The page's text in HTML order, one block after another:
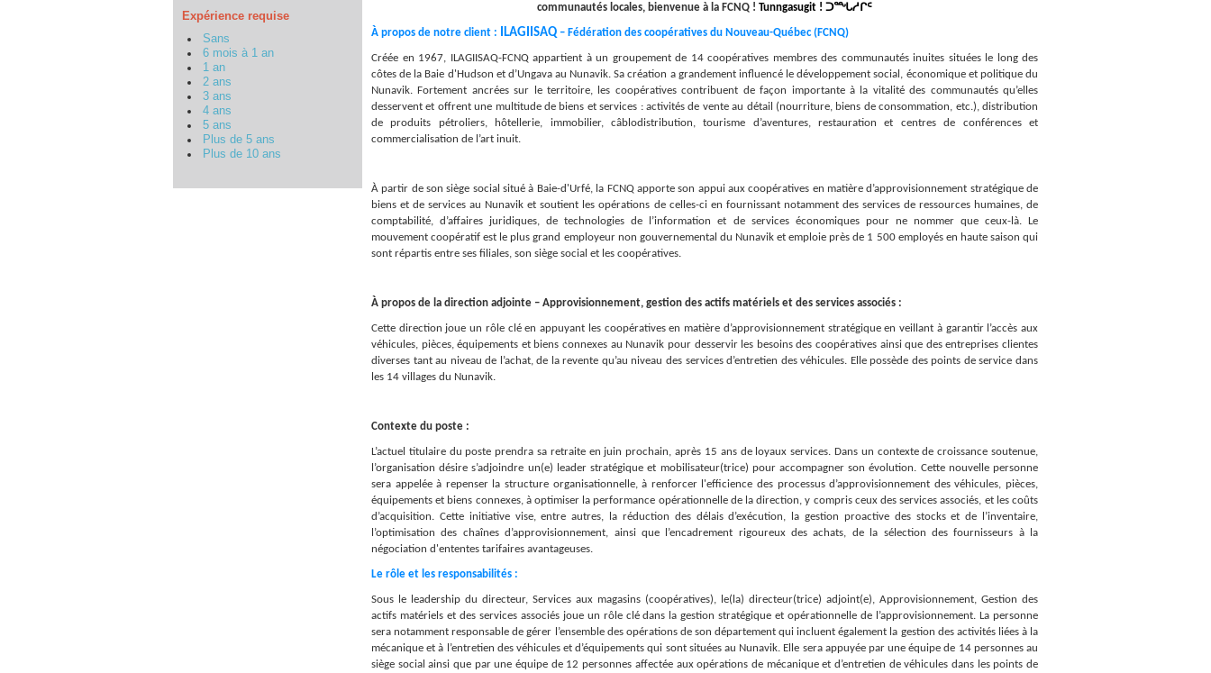
Expérience requise
Sans
6 mois à 1 an
1 an
2 ans
3 ans
4 ans
5 ans
Plus de 5 ans
Plus de 10 ans
communautés locales, bienvenue à la FCNQ ! Tunngasugit ! ᑐᙵᓱᒋᑦ
À propos de notre client : ILAGIISAQ – Fédération des coopératives du Nouveau-Québec (FCNQ)
Créée en 1967, ILAGIISAQ-FCNQ appartient à un groupement de 14 coopératives membres des communautés inuites situées le long des
côtes de la Baie d'Hudson et d’Ungava au Nunavik. Sa création a grandement influencé le développement social, économique et politique du
Nunavik. Fortement ancrées sur le territoire, les coopératives contribuent de façon importante à la vitalité des communautés qu’elles
desservent et offrent une multitude de biens et services : activités de vente au détail (nourriture, biens de consommation, etc.), distribution
de produits pétroliers, hôtellerie, immobilier, câblodistribution, tourisme d’aventures, restauration et centres de conférences et
commercialisation de l’art inuit.
À partir de son siège social situé à Baie-d'Urfé, la FCNQ apporte son appui aux coopératives en matière d’approvisionnement stratégique de
biens et de services au Nunavik et soutient les opérations de celles-ci en fournissant notamment des services de ressources humaines, de
comptabilité, d’affaires juridiques, de technologies de l’information et de services économiques pour ne nommer que ceux-là. Le
mouvement coopératif est le plus grand employeur non gouvernemental du Nunavik et emploie près de 1 500 employés en haute saison qui
sont répartis entre ses filiales, son siège social et les coopératives.
À propos de la direction adjointe – Approvisionnement, gestion des actifs matériels et des services associés :
Cette direction joue un rôle clé en appuyant les coopératives en matière d’approvisionnement stratégique en veillant à garantir l’accès aux
véhicules, pièces, équipements et biens connexes au Nunavik pour desservir les besoins des coopératives ainsi que desentreprises clientes
diverses tant au niveau de l’achat, de la revente qu’au niveau des services d’entretien des véhicules. Elle possède des points de service dans
les 14 villages du Nunavik.
Contexte du poste :
L’actuel titulaire du poste prendra sa retraite en juin prochain, après 15 ans de loyaux services. Dans un contexte de croissance soutenue,
l’organisation désire s’adjoindre un(e) leader stratégique et mobilisateur(trice) pour accompagner son évolution. Cette nouvelle personne
sera appelée à repenser la structure organisationnelle, à renforcer l'efficience des processus d’approvisionnement des véhicules, pièces,
équipements et biens connexes, à optimiser la performance opérationnelle de la direction, y compris ceux des services associés, et les coûts
d’acquisition. Cette initiative vise, entre autres, la réduction des délais d’exécution, la gestion proactive des stocks et de l’inventaire,
l’optimisation des chaînes d’approvisionnement, ainsi que l’encadrement rigoureux des achats, de la sélection des fournisseurs à la
négociation d'ententes tarifaires avantageuses.
Le rôle et les responsabilités :
Sous le leadership du directeur, Services aux magasins (coopératives), le(la) directeur(trice) adjoint(e), Approvisionnement, Gestion des
actifs matériels et des services associés joue un rôle clé dans la gestion stratégique et opérationnelle de l’approvisionnement. La personne
sera notamment responsable de gérer l’ensemble des opérations de son département qui incluent également la gestion des activités liées à la
mécanique et à l’entretien des véhicules et d’équipements qui sont situées au Nunavik. Elle sera appuyée par une équipe de 14 personnes au
siège social ainsi que par une équipe de 12 personnes affectée aux opérations de mécanique et d’entretien de véhicules dans les points de